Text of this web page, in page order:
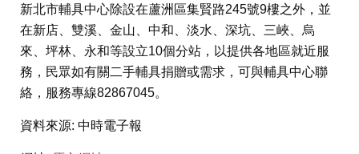
新北市輔具中心除設在蘆洲區集賢路245號9樓之外，並
在新店、雙溪、金山、中和、淡水、深坑、三峽、烏
來、坪林、永和等設立10個分站，以提供各地區就近服
務，民眾如有關二手輔具捐贈或需求，可與輔具中心聯
絡，服務專線82867045。
資料來源: 中時電子報